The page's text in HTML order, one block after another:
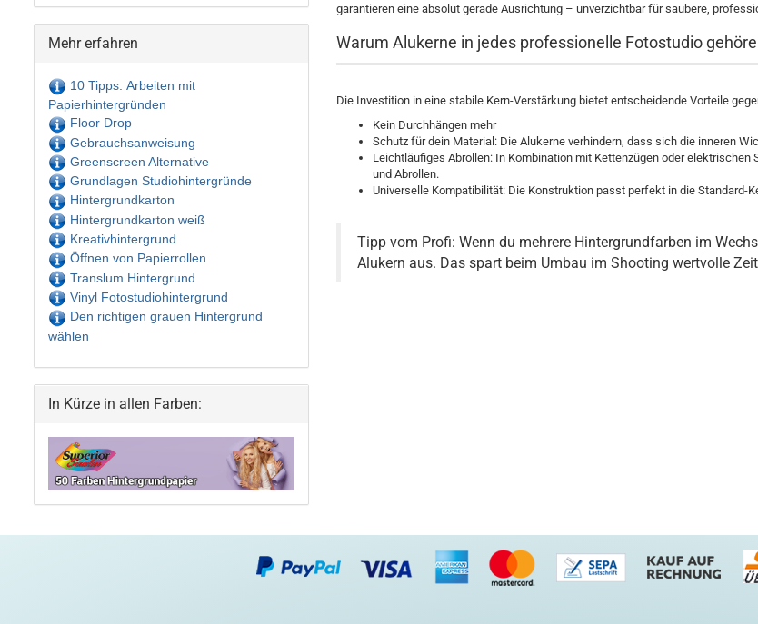
garantieren eine absolut gerade Ausrichtung – unverzichtbar für saubere,
Warum Alukerne in jedes professionelle Fotostudio
Die Investition in eine stabile Kern-Verstärkung bietet entscheidende Vorteile
Kein Durchhängen mehr
Schutz für dein Material: Die Alukerne verhindern, dass sich die inneren
Leichtläufiges Abrollen: In Kombination mit Kettenzügen oder
und Abrollen.
Universelle Kompatibilität: Die Konstruktion passt perfekt in die
Tipp vom Profi: Wenn du mehrere Hintergrundfarben im
Alukern aus. Das spart beim Umbau im Shooting wertvolle
Mehr erfahren
10 Tipps: Arbeiten mit
Papierhintergründen
Floor Drop
Gebrauchsanweisung
Greenscreen Alternative
Grundlagen Studiohintergründe
Hintergrundkarton
Hintergrundkarton weiß
Kreativhintergrund
Öffnen von Papierrollen
Translum Hintergrund
Vinyl Fotostudiohintergrund
Den richtigen grauen Hintergrund
wählen
In Kürze in allen Farben: